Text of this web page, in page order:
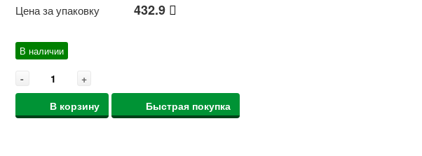
Цена за упаковку 432.9
В наличии
-
+
В корзину
Быстрая покупка